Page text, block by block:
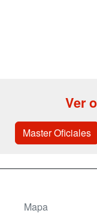
Ver
Master Oficiales
Mapa